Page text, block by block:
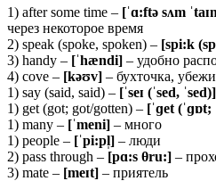
1) after some time – [ˈɑ:ftə sʌm
через некоторое время
2) speak (spoke, spoken) – [spi:k
3) handy – [ˈhændi] – удобно
4) cove – [kəʊv] – бухточка,
1) say (said, said) – [ˈseɪ (ˈsed, ˈsed)]
1) get (got; got/gotten) – [ˈɡet (ˈɡɒt;
1) many – [ˈmeni] – много
1) people – [ˈpi:pl̩] – люди
2) pass through – [pɑ:s θru:] –
3) mate – [meɪt] – приятель